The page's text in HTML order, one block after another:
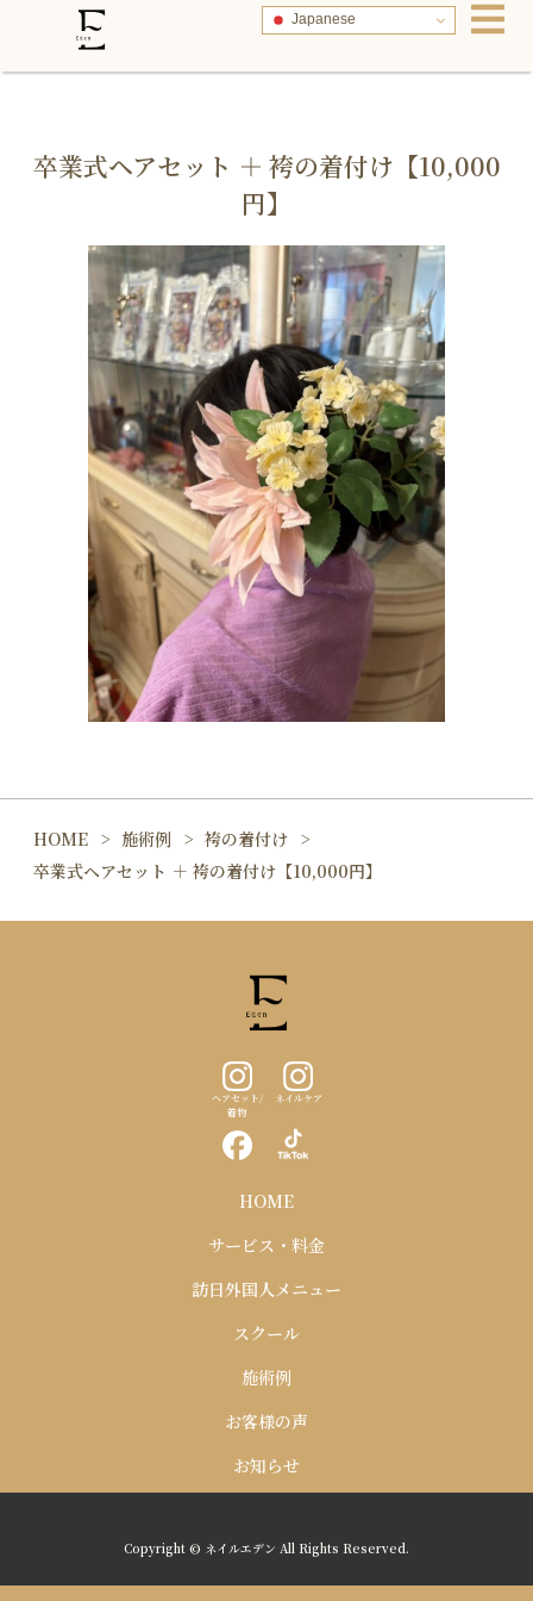
Japanese
卒業式ヘアセット ＋ 袴の着付け【10,000
円】
HOME 施術例
袴の着付け
卒業式ヘアセット ＋ 袴の着付け【10,000円】
ヘアセット/
着物
ネイルケア
HOME
サービス・料金
訪日外国人メニュー
スクール
施術例
お客様の声
お知らせ
Copyright © ネイルエデン All Rights Reserved.